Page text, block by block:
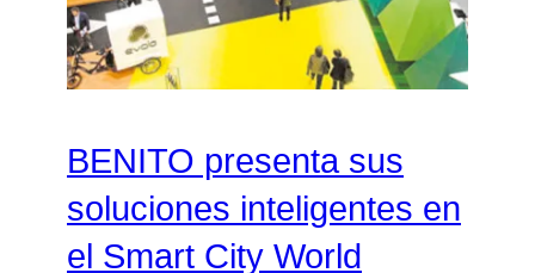
BENITO presenta sus
soluciones inteligentes en
el Smart City World